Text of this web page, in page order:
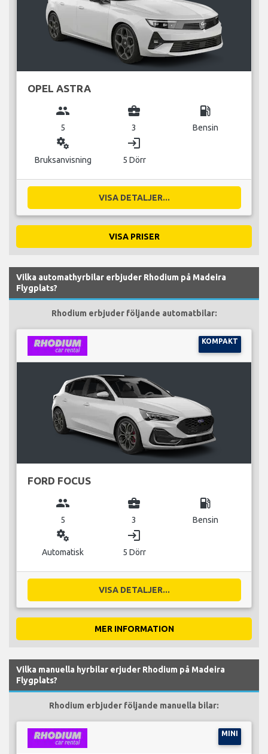
OPEL ASTRA
group
5
business_center
3
local_gas_station
Bensin
miscellaneous_services
Bruksanvisning
login
5 Dörr
VISA DETALJER...
VISA PRISER
Vilka automathyrbilar erbjuder Rhodium på Madeira
Flygplats?
Rhodium erbjuder följande automatbilar:
KOMPAKT
FORD FOCUS
group
5
business_center
3
local_gas_station
Bensin
miscellaneous_services
Automatisk
login
5 Dörr
VISA DETALJER...
MER INFORMATION
Vilka manuella hyrbilar erjuder Rhodium på Madeira
Flygplats?
Rhodium erbjuder följande manuella bilar:
MINI